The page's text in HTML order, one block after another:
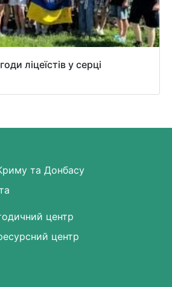
ліцеїстів у серці
та Донбасу
центр
центр